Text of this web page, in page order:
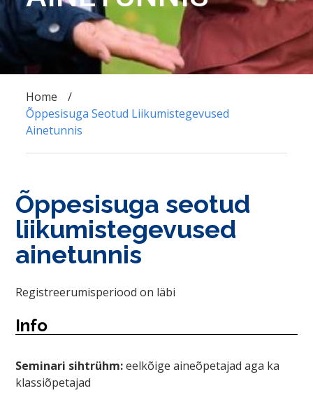
Home
Õppesisuga Seotud Liikumistegevused
Ainetunnis
Õppesisuga seotud
liikumistegevused
ainetunnis
Registreerumisperiood on läbi
Info
Seminari sihtrühm:eelkõigeaineõpetajad aga ka
klassiõpetajad